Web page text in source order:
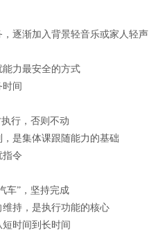
逐渐加入背景轻音乐或家人轻声
力最安全的方式
间
行，否则不动
是集体课跟随能力的基础
指令
车”，坚持完成
持，是执行功能的核心
时间到长时间